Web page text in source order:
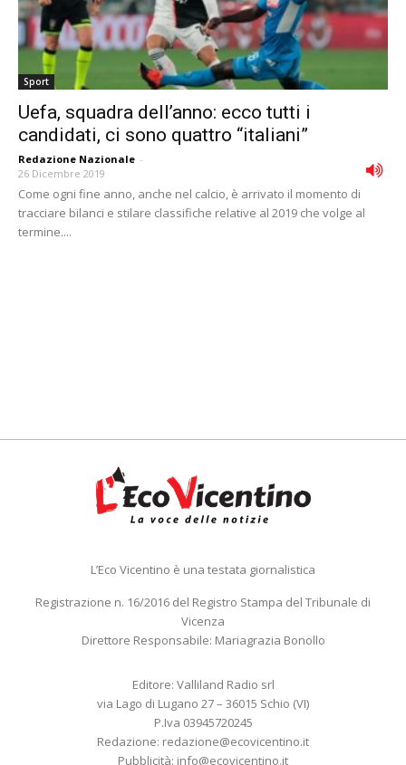
Sport
Uefa, squadra dell’anno: ecco tutti i
candidati, ci sono quattro “italiani”
Redazione Nazionale -
26 Dicembre 2019
Come ogni fine anno, anche nel calcio, è arrivato il momento di
tracciare bilanci e stilare classifiche relative al 2019 che volge al
termine....
L’Eco Vicentino è una testata giornalistica
Registrazione n. 16/2016 del Registro Stampa del Tribunale di
Vicenza
Direttore Responsabile: Mariagrazia Bonollo
Editore: Valliland Radio srl
via Lago di Lugano 27 – 36015 Schio (VI)
P.Iva 03945720245
Redazione: redazione@ecovicentino.it
Pubblicità: info@ecovicentino.it